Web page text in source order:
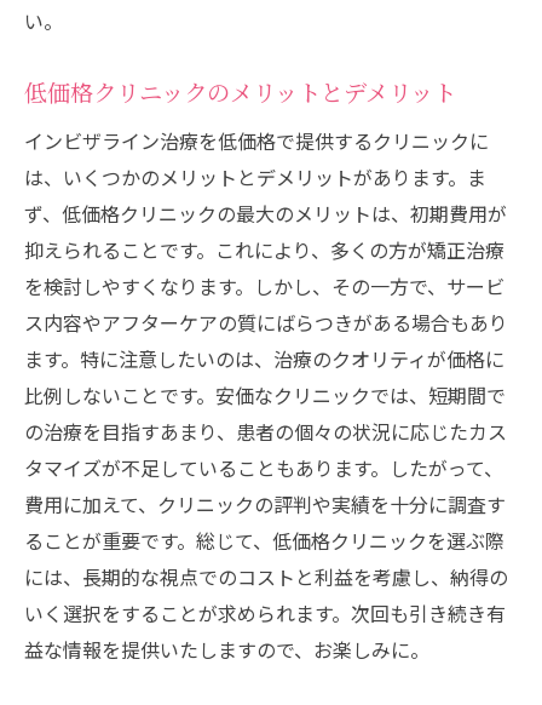
い。
低価格クリニックのメリットとデメリット
インビザライン治療を低価格で提供するクリニックに
は、いくつかのメリットとデメリットがあります。ま
ず、低価格クリニックの最大のメリットは、初期費用が
抑えられることです。これにより、多くの方が矯正治療
を検討しやすくなります。しかし、その一方で、サービ
ス内容やアフターケアの質にばらつきがある場合もあり
ます。特に注意したいのは、治療のクオリティが価格に
比例しないことです。安価なクリニックでは、短期間で
の治療を目指すあまり、患者の個々の状況に応じたカス
タマイズが不足していることもあります。したがって、
費用に加えて、クリニックの評判や実績を十分に調査す
ることが重要です。総じて、低価格クリニックを選ぶ際
には、長期的な視点でのコストと利益を考慮し、納得の
いく選択をすることが求められます。次回も引き続き有
益な情報を提供いたしますので、お楽しみに。